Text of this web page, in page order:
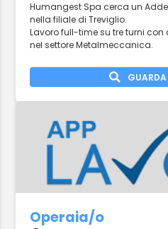
Humangest Spa cerca un
nella filiale di Treviglio.
Lavoro full-time su tre turni
nel settore Metalmeccanica.
Operaia/o